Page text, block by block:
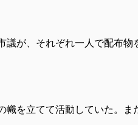
議が、それぞれ一人で配布
を立てて活動していた。